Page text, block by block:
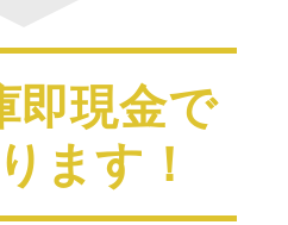
即現金で
ます！